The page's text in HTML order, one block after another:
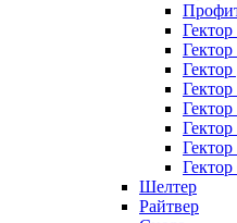
Шелтер
Райтвер